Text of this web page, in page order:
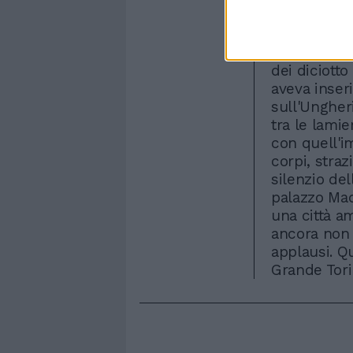
dei diciotto
aveva
tra le
con
corpi,
silenzio
palazzo
una città
ancora
applausi.
Grande